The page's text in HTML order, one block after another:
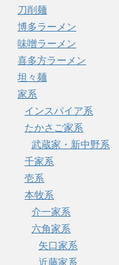
刀削麺
博多ラーメン
味噌ラーメン
喜多方ラーメン
坦々麺
家系
インスパイア系
たかさご家系
武蔵家・新中野系
千家系
壱系
本牧系
介一家系
六角家系
矢口家系
近藤家系